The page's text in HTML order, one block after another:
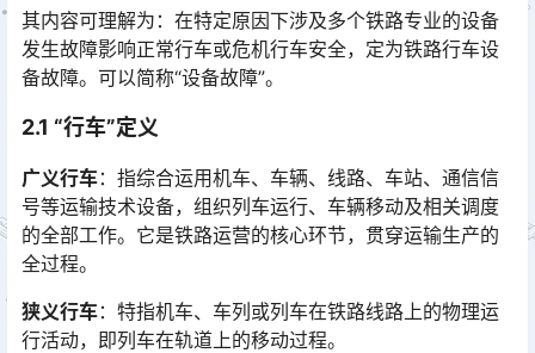
其内容可理解为：在特定原因下涉及多个铁路专业的设备
发生故障影响正常行车或危机行车安全，定为铁路行车设
备故障。可以简称“设备故障”。
2.1 “行车”定义
广义行车：指综合运用机车、车辆、线路、车站、通信信
号等运输技术设备，组织列车运行、车辆移动及相关调度
的全部工作。它是铁路运营的核心环节，贯穿运输生产的
全过程。
狭义行车：特指机车、车列或列车在铁路线路上的物理运
行活动，即列车在轨道上的移动过程。